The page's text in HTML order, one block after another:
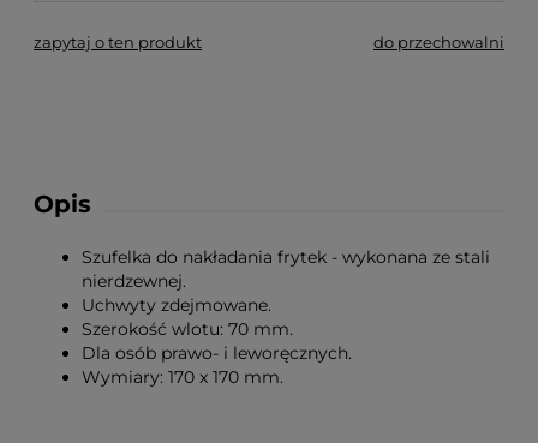
zapytaj o ten produkt do przechowalni
Opis
Szufelka do nakładania frytek - wykonana ze stali
nierdzewnej.
Uchwyty zdejmowane.
Szerokość wlotu: 70 mm.
Dla osób prawo- i leworęcznych.
Wymiary: 170 x 170 mm.